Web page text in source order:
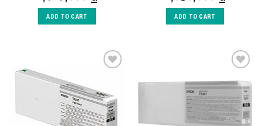
ADD TO CART ADD TO CART
Wishlist